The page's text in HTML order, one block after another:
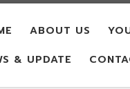
ABOUT US
& UPDATE